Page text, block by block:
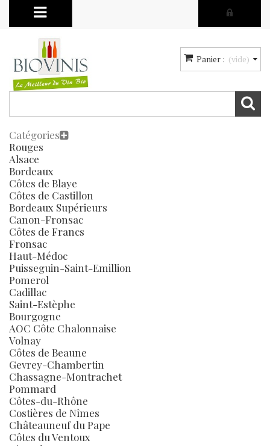
Catégories
Rouges
Alsace
Bordeaux
Côtes de Blaye
Côtes de Castillon
Bordeaux Supérieurs
Canon-Fronsac
Côtes de Francs
Fronsac
Haut-Médoc
Puisseguin-Saint-Emillion
Pomerol
Cadillac
Saint-Estèphe
Bourgogne
AOC Côte Chalonnaise
Volnay
Côtes de Beaune
Gevrey-Chambertin
Chassagne-Montrachet
Pommard
Côtes-du-Rhône
Costières de Nîmes
Châteauneuf du Pape
Côtes du Ventoux
Panier : (vide)